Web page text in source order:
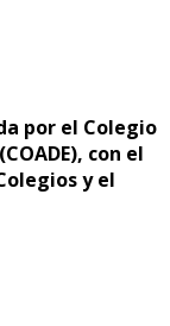
por el Colegio
con el
y el